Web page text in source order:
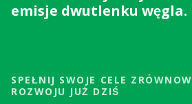
emisje dwutlenku węgla.
SPEŁNIJ SWOJE CELE
ROZWOJU JUŻ DZIŚ